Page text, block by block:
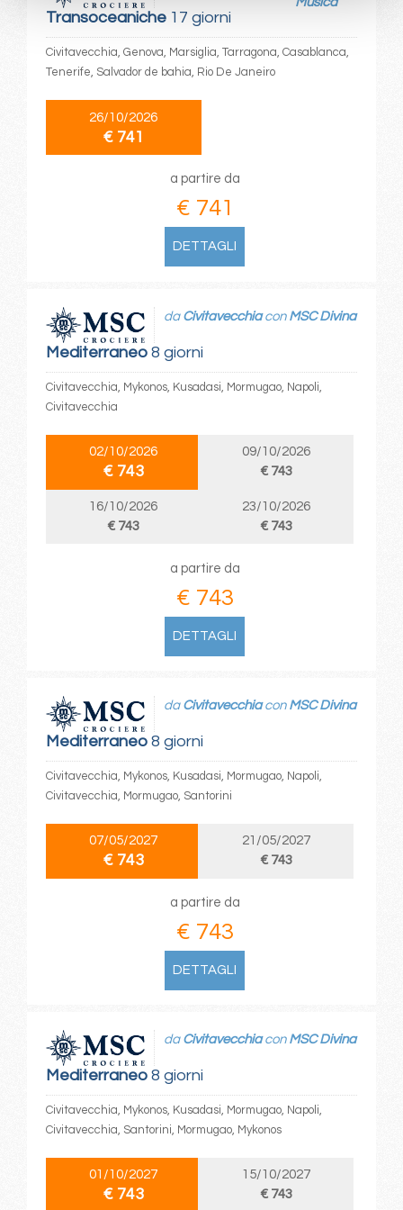
Transoceaniche17 giorni
Civitavecchia, Genova, Marsiglia, Tarragona, Casablanca,
Tenerife, Salvador de bahia, Rio De Janeiro
26/10/2026
€ 741
a partire da
€ 741
DETTAGLI
Mediterraneo8 giorni
da Civitavecchiacon MSC Divina
Civitavecchia, Mykonos, Kusadasi, Mormugao, Napoli,
Civitavecchia
02/10/2026
€ 743
09/10/2026
€ 743
16/10/2026
€ 743
23/10/2026
€ 743
a partire da
€ 743
DETTAGLI
Mediterraneo8 giorni
da Civitavecchiacon MSC Divina
Civitavecchia, Mykonos, Kusadasi, Mormugao, Napoli,
Civitavecchia, Mormugao, Santorini
07/05/2027
€ 743
21/05/2027
€ 743
a partire da
€ 743
DETTAGLI
Mediterraneo8 giorni
da Civitavecchiacon MSC Divina
Civitavecchia, Mykonos, Kusadasi, Mormugao, Napoli,
Civitavecchia, Santorini, Mormugao, Mykonos
01/10/2027
€ 743
15/10/2027
€ 743